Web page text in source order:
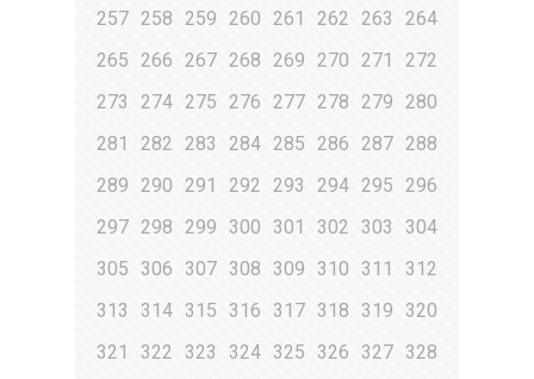
257 258 259 260 261 262 263
264
265 266 267 268 269 270 271
272
273
274 275 276 277 278 279 280
281
282 283 284 285 286 287 288
289 290 291 292 293 294 295 296
297 298 299 300 301 302 303
304
305
306 307 308 309 310 311
312
313
314 315 316 317 318 319
320
321
322 323 324 325 326 327 328